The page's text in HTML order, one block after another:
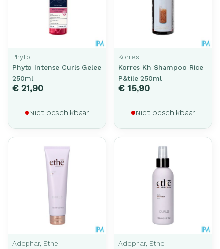
Phyto
Phyto Intense Curls Gelee
250ml
€ 21,90
Niet beschikbaar
Korres
Korres Kh Shampoo Rice
P&tile 250ml
€ 15,90
Niet beschikbaar
Adephar, Ethe Adephar, Ethe